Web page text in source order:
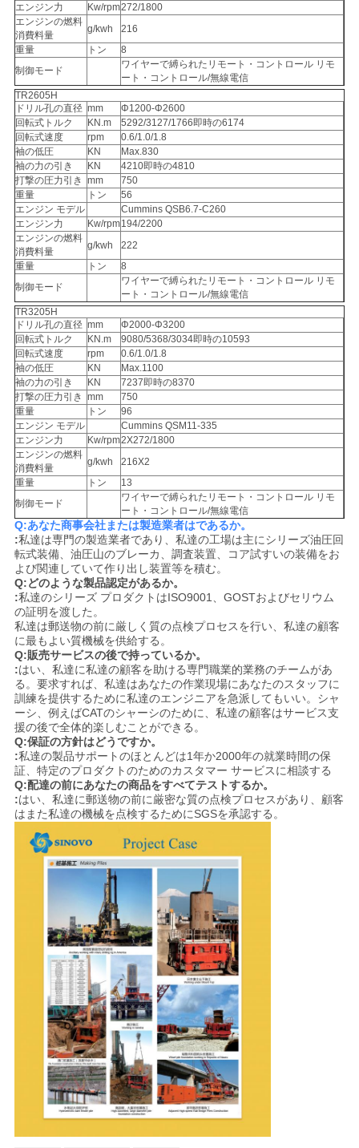
エンジン力
Kw/rpm272/1800
エンジンの燃料
消費料量
g/kwh
216
重量
トン
8
制御モード
ワイヤーで縛られたリモート・コントロール リモ
ート・コントロール/無線電信
TR2605H
ドリル孔の直径 mm
Φ1200-Φ2600
回転式トルク
KN.m
5292/3127/1766即時の6174
回転式速度
rpm
0.6/1.0/1.8
袖の低圧
KN
Max.830
袖の力の引き
KN
4210即時の4810
打撃の圧力引き mm
750
重量
トン
56
エンジン モデル
Cummins QSB6.7-C260
エンジン力
Kw/rpm194/2200
エンジンの燃料
消費料量
g/kwh
222
重量
トン
8
制御モード
ワイヤーで縛られたリモート・コントロール リモ
ート・コントロール/無線電信
TR3205H
ドリル孔の直径 mm
Φ2000-Φ3200
回転式トルク
KN.m
9080/5368/3034即時の10593
回転式速度
rpm
0.6/1.0/1.8
袖の低圧
KN
Max.1100
袖の力の引き
KN
7237即時の8370
打撃の圧力引き mm
750
重量
トン
96
エンジン モデル
Cummins QSM11-335
エンジン力
Kw/rpm2X272/1800
エンジンの燃料
消費料量
g/kwh
216X2
重量
トン
13
制御モード
ワイヤーで縛られたリモート・コントロール リモ
ート・コントロール/無線電信
Q:あなた商事会社または製造業者はであるか。
:私達は専門の製造業者であり、私達の工場は主にシリーズ油圧回
転式装備、油圧山のブレーカ、調査装置、コア試すいの装備をお
よび関連していて作り出し装置等を積む。
Q:どのような製品認定があるか。
:私達のシリーズ プロダクトはISO9001、GOSTおよびセリウム
の証明を渡した。
私達は郵送物の前に厳しく質の点検プロセスを行い、私達の顧客
に最もよい質機械を供給する。
Q:販売サービスの後で持っているか。
:はい、私達に私達の顧客を助ける専門職業的業務のチームがあ
る。要求すれば、私達はあなたの作業現場にあなたのスタッフに
訓練を提供するために私達のエンジニアを急派してもいい。シャ
ーシ、例えばCATのシャーシのために、私達の顧客はサービス支
援の後で全体的楽しむことができる。
Q:保証の方針はどうですか。
:私達の製品サポートのほとんどは1年か2000年の就業時間の保
証、特定のプロダクトのためのカスタマー サービスに相談する
Q:配達の前にあなたの商品をすべてテストするか。
:はい、私達に郵送物の前に厳密な質の点検プロセスがあり、顧客
はまた私達の機械を点検するためにSGSを承認する。